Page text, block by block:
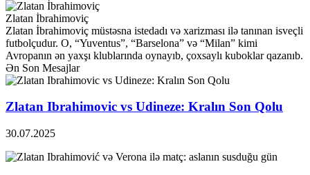
Zlatan İbrahimoviç
Zlatan İbrahimoviç müstəsna istedadı və xarizması ilə tanınan isveçli
futbolçudur. O, “Yuventus”, “Barselona” və “Milan” kimi
Avropanın ən yaxşı klublarında oynayıb, çoxsaylı kuboklar qazanıb.
Ən Son Mesajlar
Zlatan Ibrahimovic vs Udineze: Kralın Son Qolu
30.07.2025